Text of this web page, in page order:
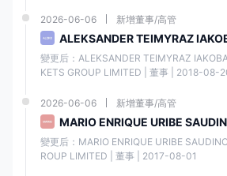
澤匯資本通過多種渠道提供
24/7 全天候客戶支持，確保交
易者可以在需要時獲得幫助。
為存款和提取資金提供了靈活
性和便利性。
2026-06-06 新增董事/高管
ALEKSANDER TEIMYRAZ
變更后：ALEKSANDER TEIMYRAZ
KETS GROUP LIMITED | 董事 | 2018-08-
2026-06-06 新增董事/高管
MARIO ENRIQUE URIBE
變更后：MARIO ENRIQUE URIBE
ROUP LIMITED | 董事 | 2017-08-01